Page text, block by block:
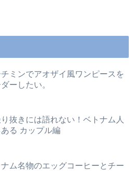
ミンでアオザイ風ワンピースを
ーしたい。
抜きには語れない！ベトナム人
る カップル編
ム名物のエッグコーヒーとチー